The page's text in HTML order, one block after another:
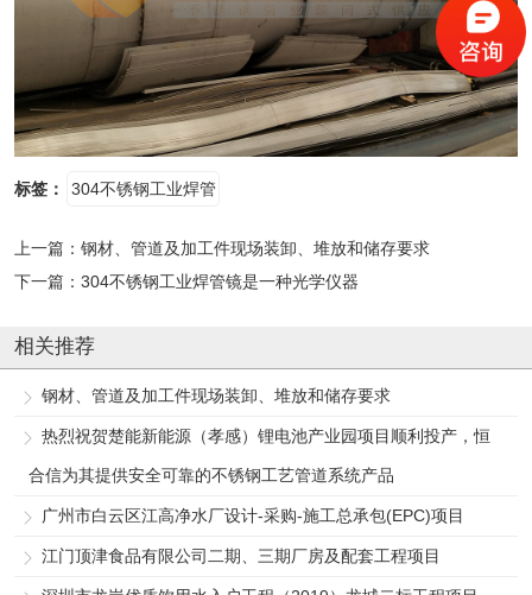
标签： 304不锈钢工业焊管
上一篇： 钢材、管道及加工件现场装卸、堆放和储存要求
下一篇： 304不锈钢工业焊管镜是一种光学仪器
相关推荐
钢材、管道及加工件现场装卸、堆放和储存要求
热烈祝贺楚能新能源（孝感）锂电池产业园项目顺利投产，恒
合信为其提供安全可靠的不锈钢工艺管道系统产品
广州市白云区江高净水厂设计-采购-施工总承包(EPC)项目
江门顶津食品有限公司二期、三期厂房及配套工程项目